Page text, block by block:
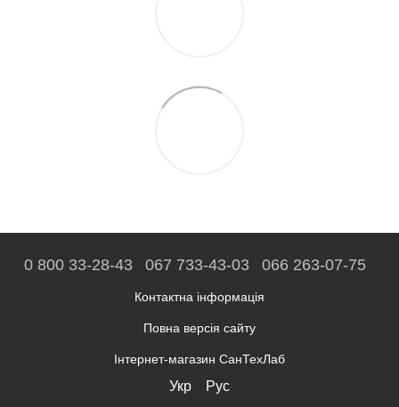
0 800 33-28-43 067 733-43-03 066 263-07-75
Контактна інформація
Повна версія сайту
Інтернет-магазин СанТехЛаб
Укр Рус